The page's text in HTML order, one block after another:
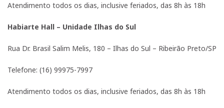
Atendimento todos os dias, inclusive feriados, das 8h às 18h
Habiarte Hall – Unidade Ilhas do Sul
Rua Dr. Brasil Salim Melis, 180 – Ilhas do Sul – Ribeirão Preto/SP
Telefone: (16) 99975-7997
Atendimento todos os dias, inclusive feriados, das 8h às 18h